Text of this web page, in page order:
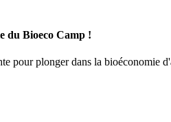
du Bioeco Camp !
pour plonger dans la bioéconomie